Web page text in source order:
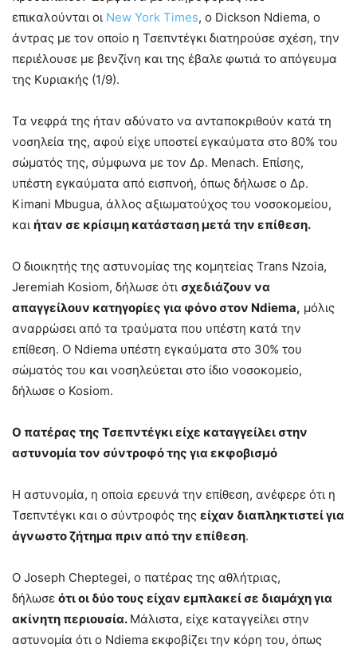
επικαλούνται οι New York Times, ο Dickson Ndiema, ο
άντρας με τον οποίο η Τσεπντέγκι διατηρούσε σχέση, την
περιέλουσε με βενζίνη και της έβαλε φωτιά το απόγευμα
της Κυριακής (1/9).
Τα νεφρά της ήταν αδύνατο να ανταποκριθούν κατά τη
νοσηλεία της, αφού είχε υποστεί εγκαύματα στο 80% του
σώματός της, σύμφωνα με τον Δρ. Menach. Επίσης,
υπέστη εγκαύματα από εισπνοή, όπως δήλωσε ο Δρ.
Kimani Mbugua, άλλος αξιωματούχος του νοσοκομείου,
και ήταν σε κρίσιμη κατάσταση μετά την επίθεση.
Ο διοικητής της αστυνομίας της κομητείας Trans Nzoia,
Jeremiah Kosiom, δήλωσε ότι σχεδιάζουν να
απαγγείλουν κατηγορίες για φόνο στον Ndiema, μόλις
αναρρώσει από τα τραύματα που υπέστη κατά την
επίθεση. Ο Ndiema υπέστη εγκαύματα στο 30% του
σώματός του και νοσηλεύεται στο ίδιο νοσοκομείο,
δήλωσε ο Kosiom.
Ο πατέρας της Τσεπντέγκι είχε καταγγείλει στην
αστυνομία τον σύντροφό της για εκφοβισμό
Η αστυνομία, η οποία ερευνά την επίθεση, ανέφερε ότι η
Τσεπντέγκι και ο σύντροφός της είχαν διαπληκτιστεί για
άγνωστο ζήτημα πριν από την επίθεση.
Ο Joseph Cheptegei, ο πατέρας της αθλήτριας,
δήλωσε ότι οι δύο τους είχαν εμπλακεί σε διαμάχη για
ακίνητη περιουσία. Μάλιστα, είχε καταγγείλει στην
αστυνομία ότι ο Ndiema εκφοβίζει την κόρη του, όπως